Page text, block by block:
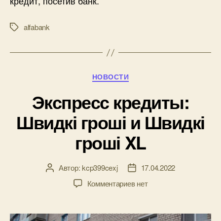
Меткиalfabank
Рубрики
НОВОСТИ
Экспресс кредиты:
Швидкі гроші и Швидкі
гроші XL
АвторАвтор: kcp399cexj
Дата17.04.2022
Комментариевк
кредиты:
нет